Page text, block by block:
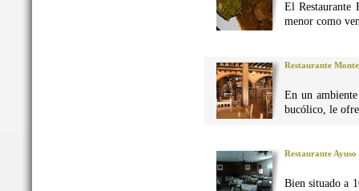
El Restaurante
menor como
Restaurante
En un
bucólico, le
Restaurante Ayuso
Bien situado a